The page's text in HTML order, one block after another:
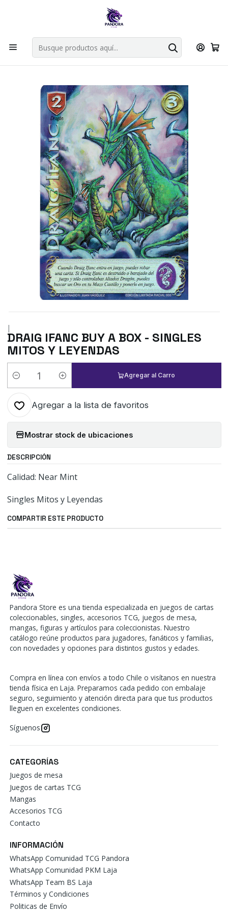
Por compras en cartas singles superiores a 49.990 el envio es
Explorar singles
Inicio Juegos de cartas TCG Mitos y Leyendas TCG
Singles Primer Bloque MYL Aliado
|
DRAIG IFANC BUY A BOX - SINGLES
MITOS Y LEYENDAS
Cantidad
Agregar al Carro
Agregar a la lista de favoritos
Mostrar stock de ubicaciones
DESCRIPCIÓN
Calidad: Near Mint
Singles Mitos y Leyendas
COMPARTIR ESTE PRODUCTO
Pandora Store es una tienda especializada en juegos de cartas
coleccionables, singles, accesorios TCG, juegos de mesa,
mangas, figuras y artículos para coleccionistas. Nuestro
catálogo reúne productos para jugadores, fanáticos y familias,
con novedades y opciones para distintos gustos y edades.
Compra en línea con envíos a todo Chile o visítanos en nuestra
tienda física en Laja. Preparamos cada pedido con embalaje
seguro, seguimiento y atención directa para que tus productos
lleguen en excelentes condiciones.
Síguenos
CATEGORÍAS
Juegos de mesa
Juegos de cartas TCG
Mangas
Accesorios TCG
Contacto
INFORMACIÓN
WhatsApp Comunidad TCG Pandora
WhatsApp Comunidad PKM Laja
WhatsApp Team BS Laja
Términos y Condiciones
Politicas de Envío